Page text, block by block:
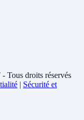
Tous droits réservés
| Sécurité et